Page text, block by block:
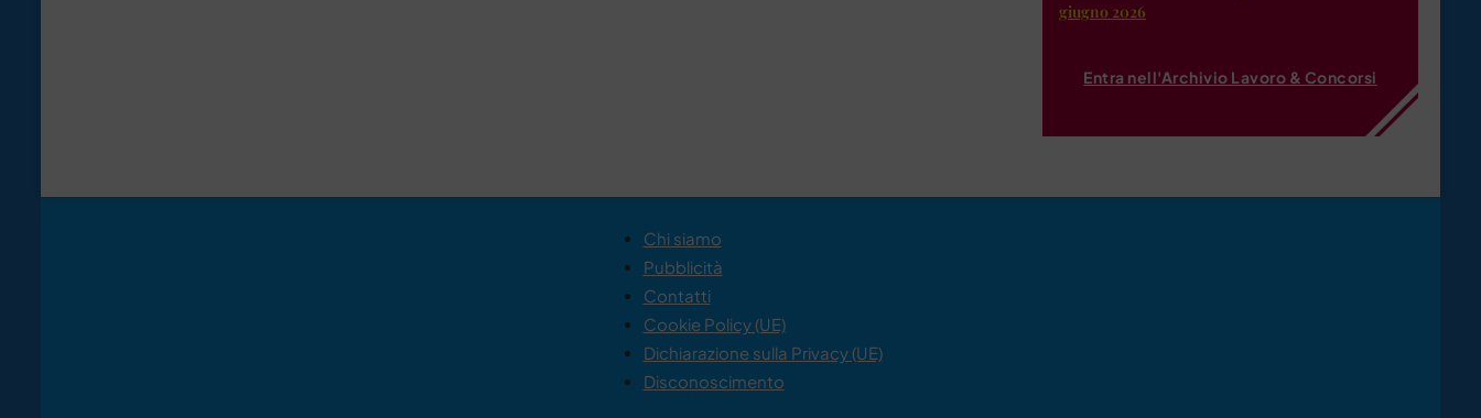
giugno 2026
Entra nell'Archivio Lavoro & Concorsi
Chi siamo
Pubblicità
Contatti
Cookie Policy (UE)
Dichiarazione sulla Privacy (UE)
Disconoscimento